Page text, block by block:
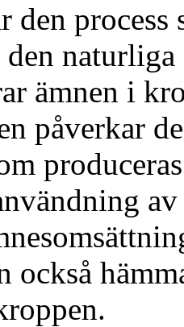
den
naturliga
ämnen i
påverkar
också